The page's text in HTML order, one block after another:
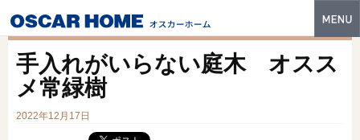
特長
手入れがいらない庭木 オスス
メ常緑樹
2022年12月17日